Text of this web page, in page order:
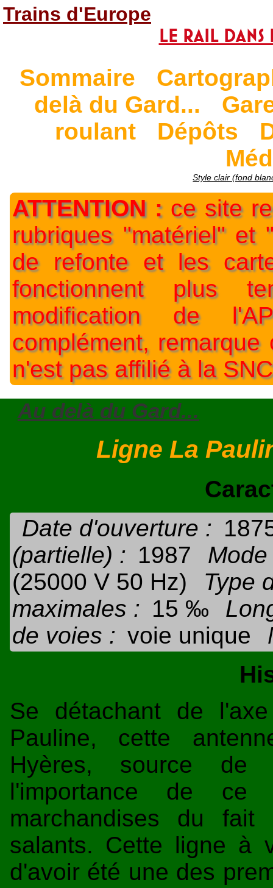
Trains d'Europe
Le Rail
Sommaire
delà du Gard...
roulant
Dépôts
Style clair (fond
ATTENTION :ce site
rubriques "matériel" et
de refonte et les
fonctionnent plus
modification de
complément,
n'est pas affilié à la
Au delà du Gard...
Ligne La
Date d'ouverture :
(partielle) : 1987
(25000 V 50 Hz)
Type
maximales : 15 ‰
de voies : voie unique
Se détachant de
Pauline, cette
Hyères, source de
l'importance de ce
marchandises du
salants. Cette ligne à
d'avoir été une des